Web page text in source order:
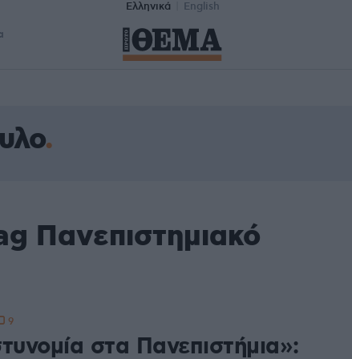
Ελληνικά English
Πανεπιστημιακό
στα Πανεπιστήμια»:
9